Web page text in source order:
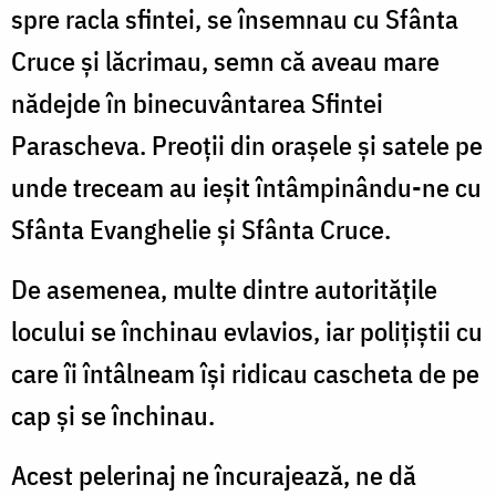
spre racla sfintei, se însemnau cu Sfânta
Cruce și lăcrimau, semn că aveau mare
nădejde în binecuvântarea Sfintei
Parascheva. Preoții din orașele și satele pe
unde treceam au ieșit întâmpinându-ne cu
Sfânta Evanghelie și Sfânta Cruce.
De asemenea, multe dintre autoritățile
locului se închinau evlavios, iar polițiștii cu
care îi întâlneam își ridicau cascheta de pe
cap și se închinau.
Acest pelerinaj ne încurajează, ne dă